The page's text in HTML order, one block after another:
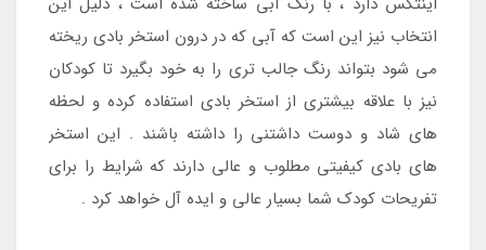
انتخاب نیز این است که آبی که در درون استخر بادی ریخته
می شود بتواند رنگ جالب تری را به خود بگیرد تا کودکان
نیز با علاقه بیشتری از استخر بادی استفاده کرده و لحظه
های شاد و دوست داشتنی را داشته باشند . این استخر
های بادی کیفیتی مطلوب و عالی دارند که شرایط را برای
تفریحات کودک شما بسیار عالی و ایده آل خواهد کرد .